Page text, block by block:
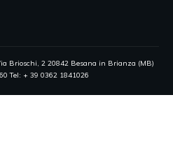
Brioschi, 2 20842 Besana in Brianza (MB)
Tel: + 39 0362 1841026